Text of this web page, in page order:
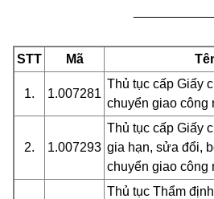
STT Mã
1. 1.007281
Thủ tục cấp Giấy
chuyển giao công
2. 1.007293
Thủ tục cấp Giấy
gia hạn, sửa đổi,
chuyển giao công
Thủ tục Thẩm